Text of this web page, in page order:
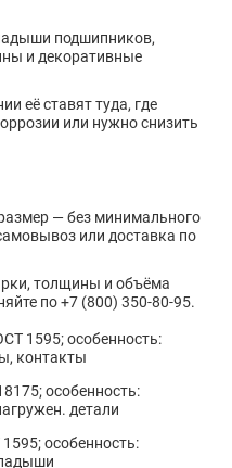
подшипников,
и декоративные
её ставят туда, где
или нужно снизить
— без минимального
или доставка по
толщины и объёма
по +7 (800) 350-80-95.
1595; особенность:
контакты
особенность:
детали
особенность: